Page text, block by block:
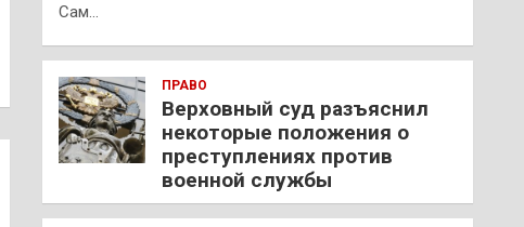
Сам…
ПРАВО
Верховный суд разъяснил
некоторые положения о
преступлениях против
военной службы